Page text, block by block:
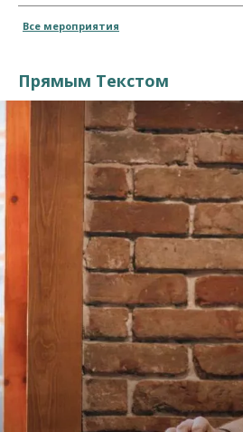
Все мероприятия
Прямым Текстом